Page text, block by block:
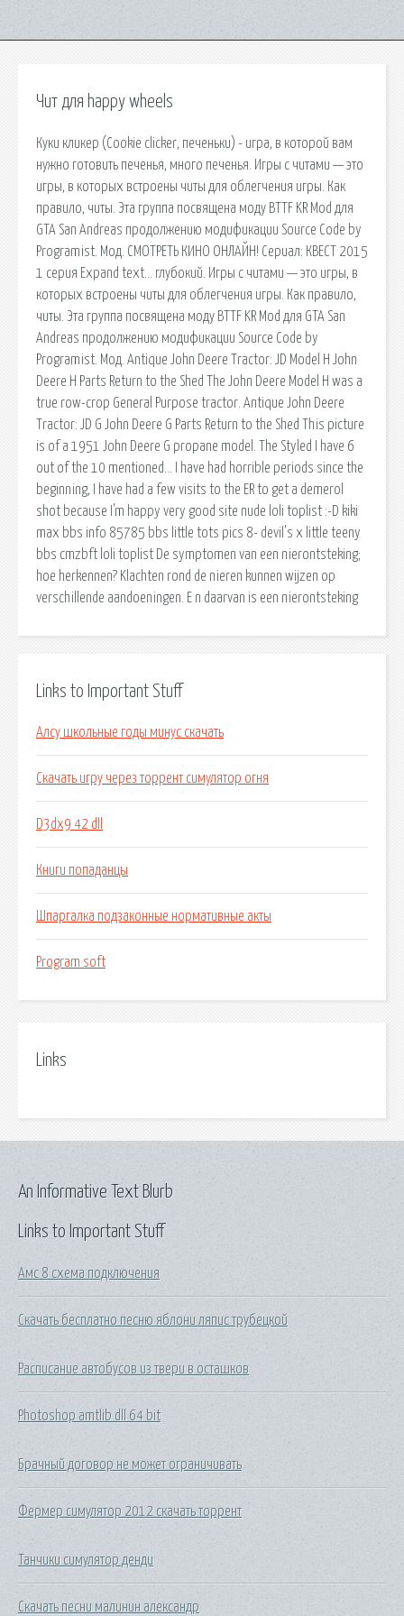
Чит для happy wheels
Куки кликер (Cookie clicker, печеньки) - игра, в которой вам
нужно готовить печенья, много печенья. Игры с читами — это
игры, в которых встроены читы для облегчения игры. Как
правило, читы. Эта группа посвящена моду BTTF KR Mod для
GTA San Andreas продолжению модификации Source Code by
Programist. Мод. СМОТРЕТЬ КИНО ОНЛАЙН! Сериал: КВЕСТ 2015
1 серия Expand text… глубокий. Игры с читами — это игры, в
которых встроены читы для облегчения игры. Как правило,
читы. Эта группа посвящена моду BTTF KR Mod для GTA San
Andreas продолжению модификации Source Code by
Programist. Мод. Antique John Deere Tractor: JD Model H John
Deere H Parts Return to the Shed The John Deere Model H was a
true row-crop General Purpose tractor. Antique John Deere
Tractor: JD G John Deere G Parts Return to the Shed This picture
is of a 1951 John Deere G propane model. The Styled I have 6
out of the 10 mentioned… I have had horrible periods since the
beginning, I have had a few visits to the ER to get a demerol
shot because I'm happy very good site nude loli toplist :-D kiki
max bbs info 85785 bbs little tots pics 8- devil's x little teeny
bbs cmzbft loli toplist De symptomen van een nierontsteking;
hoe herkennen? Klachten rond de nieren kunnen wijzen op
verschillende aandoeningen. E n daarvan is een nierontsteking
Links to Important Stuff
Алсу школьные годы минус скачать
Скачать игру через торрент симулятор огня
D3dx9 42 dll
Книги попаданцы
Шпаргалка подзаконные нормативные акты
Program soft
Links
Links to Important Stuff
Амс 8 схема подключения
Скачать бесплатно песню яблони ляпис трубецкой
Расписание автобусов из твери в осташков
Photoshop amtlib dll 64 bit
Брачный договор не может ограничивать
Фермер симулятор 2012 скачать торрент
Танчики симулятор денди
Скачать песни малинин александр
An Informative Text Blurb